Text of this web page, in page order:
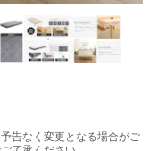
告なく変更となる場合がご